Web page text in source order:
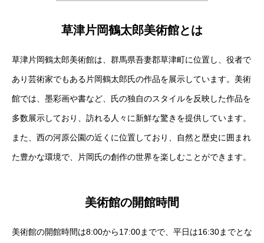
草津片岡鶴太郎美術館とは
草津片岡鶴太郎美術館は、群馬県吾妻郡草津町に位置し、役者で
あり芸術家でもある片岡鶴太郎氏の作品を展示しています。美術
館では、墨彩画や書など、氏の独自のスタイルを反映した作品を
多数展示しており、訪れる人々に新鮮な驚きを提供しています。
また、西の河原公園の近くに位置しており、自然と歴史に囲まれ
た豊かな環境で、片岡氏の創作の世界を楽しむことができます​​。
美術館の開館時間
美術館の開館時間は8:00から17:00までで、平日は16:30までとな